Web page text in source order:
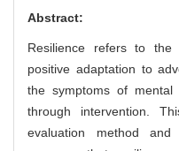
Abstract:
Resilience refers to the
positive adaptation to
the symptoms of
through intervention.
evaluation method